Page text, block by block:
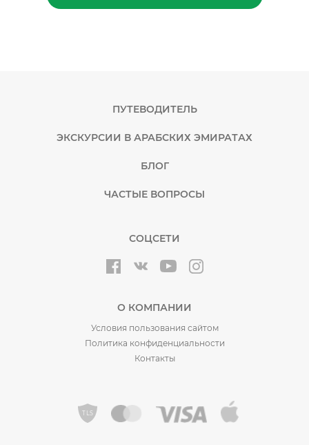
ПУТЕВОДИТЕЛЬ
ЭКСКУРСИИ В АРАБСКИХ ЭМИРАТАХ
БЛОГ
ЧАСТЫЕ ВОПРОСЫ
СОЦСЕТИ
О КОМПАНИИ
Условия пользования сайтом
Политика конфиденциальности
Контакты